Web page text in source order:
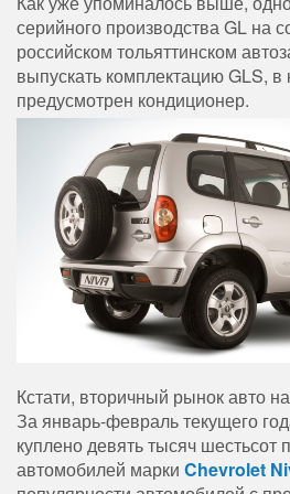
серийного производства GL на
российском тольяттинском
выпускать комплектацию GLS,
предусмотрен кондиционер.
Кстати, вторичный рынок авто
За январь-февраль текущего
куплено девять тысяч
автомобилей марки Chevrolet